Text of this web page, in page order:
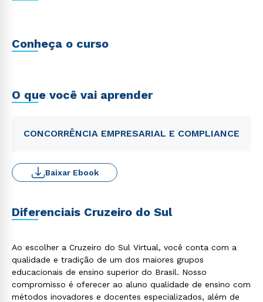
Conheça o curso
O que você vai aprender
CONCORRÊNCIA EMPRESARIAL E COMPLIANCE
Baixar Ebook
Diferenciais Cruzeiro do Sul
Ao escolher a Cruzeiro do Sul Virtual, você conta com a
qualidade e tradição de um dos maiores grupos
educacionais de ensino superior do Brasil. Nosso
compromisso é oferecer ao aluno qualidade de ensino com
métodos inovadores e docentes especializados, além de